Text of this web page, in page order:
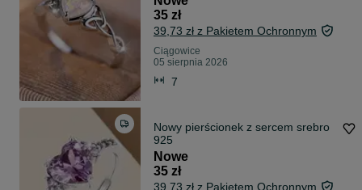
35 zł
39,73 zł z Pakietem Ochronnym
Ciągowice
05 sierpnia 2026
7
Nowy pierścionek z sercem srebro
925
Nowe
35 zł
39,73 zł z Pakietem Ochronnym